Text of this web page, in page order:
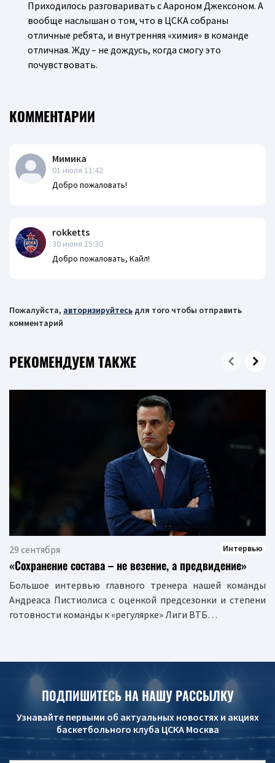
Приходилось разговаривать с Аароном Джексоном. А
вообще наслышан о том, что в ЦСКА собраны
отличные ребята, и внутренняя «химия» в команде
отличная. Жду – не дождусь, когда смогу это
почувствовать.
КОММЕНТАРИИ
Мимика
01 июля 11:42
Добро пожаловать!
rokketts
30 июня 15:30
Добро пожаловать, Кайл!
Пожалуйста, авторизируйтесь для того чтобы отправить
комментарий
РЕКОМЕНДУЕМ ТАКЖЕ
29 сентября Интервью
«Сохранение состава – не везение, а предвидение»
Большое интервью главного тренера нашей команды
Андреаса Пистиолиса с оценкой предсезонки и степени
готовности команды к «регулярке» Лиги ВТБ…
ПОДПИШИТЕСЬ НА НАШУ РАССЫЛКУ
Узнавайте первыми об актуальных новостях и акциях
баскетбольного клуба ЦСКА Москва